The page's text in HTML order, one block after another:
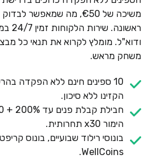
משיכה של €50, מה שמאפשר
ודוא"ל. מומלץ לקרוא את תנאי כל
משחק מראש.
10 ספינים חינם ללא הפקדה
הקזינו ללא סיכון.
הימור x30 תחרותית.
WellCoins.